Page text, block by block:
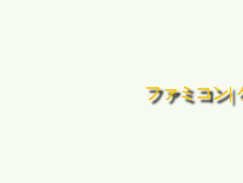
ファミコン|